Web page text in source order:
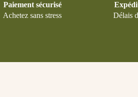
Paiement sécurisé
Achetez sans stress
Délais